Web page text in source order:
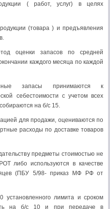
( работ, услуг) в целях
(товара ) и предъявления
оценки запасов по средней
каждого месяца по каждой
запасы принимаются к
себестоимости с учетом всех
на б/с 15.
для продажи, оцениваются по
расходы по доставке товаров
предметы стоимостью не
либо используются в качестве
(ПБУ 5/98- приказ МФ РФ от
установленного лимита и сроком
на б/с 10 и при передаче в